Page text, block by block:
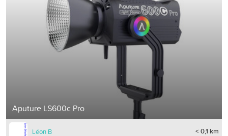
Aputure LS600c Pro
Léon B < 0,1 km